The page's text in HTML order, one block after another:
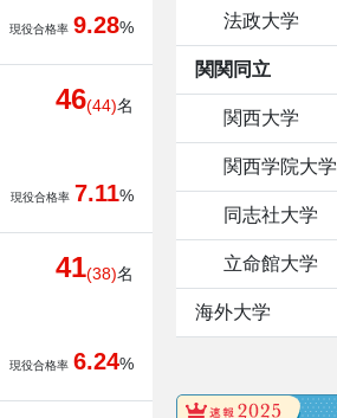
現役合格率 9.28%
46(44)名
現役合格率 7.11%
41(38)名
現役合格率 6.24%
法政大学
関関同立
関西大学
関西学院大学
同志社大学
立命館大学
海外大学